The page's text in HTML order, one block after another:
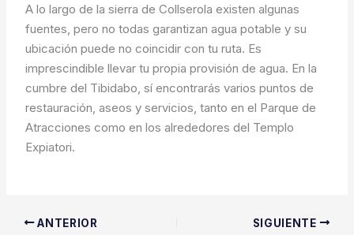
A lo largo de la sierra de Collserola existen algunas
fuentes, pero no todas garantizan agua potable y su
ubicación puede no coincidir con tu ruta. Es
imprescindible llevar tu propia provisión de agua. En la
cumbre del Tibidabo, sí encontrarás varios puntos de
restauración, aseos y servicios, tanto en el Parque de
Atracciones como en los alrededores del Templo
Expiatori.
ANTERIOR SIGUIENTE